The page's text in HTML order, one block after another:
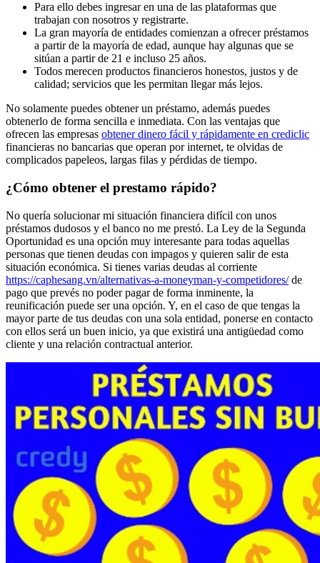
Para ello debes ingresar en una de las plataformas que
trabajan con nosotros y registrarte.
La gran mayoría de entidades comienzan a ofrecer préstamos
a partir de la mayoría de edad, aunque hay algunas que se
sitúan a partir de 21 e incluso 25 años.
Todos merecen productos financieros honestos, justos y de
calidad; servicios que les permitan llegar más lejos.
No solamente puedes obtener un préstamo, además puedes
obtenerlo de forma sencilla e inmediata. Con las ventajas que
ofrecen las empresas obtener dinero fácil y rápidamente en crediclic
financieras no bancarias que operan por internet, te olvidas de
complicados papeleos, largas filas y pérdidas de tiempo.
¿Cómo obtener el prestamo rápido?
No quería solucionar mi situación financiera difícil con unos
préstamos dudosos y el banco no me prestó. La Ley de la Segunda
Oportunidad es una opción muy interesante para todas aquellas
personas que tienen deudas con impagos y quieren salir de esta
situación económica. Si tienes varias deudas al corriente
https://caphesang.vn/alternativas-a-moneyman-y-competidores/de
pago que prevés no poder pagar de forma inminente, la
reunificación puede ser una opción. Y, en el caso de que tengas la
mayor parte de tus deudas con una sola entidad, ponerse en contacto
con ellos será un buen inicio, ya que existirá una antigüedad como
cliente y una relación contractual anterior.